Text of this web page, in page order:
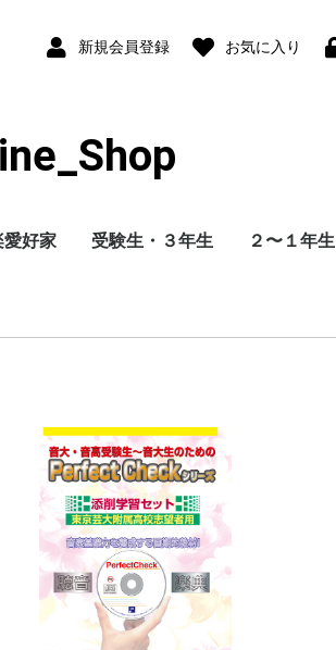
新規会員登録 お気に入り
愛好家 受験生・３年生 ２〜１年生